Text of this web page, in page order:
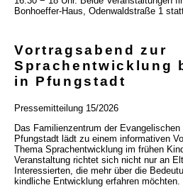
Bonhoeffer-Haus, Odenwaldstraße 1
Vortragsabend zur
Sprachentwicklung
in Pfungstadt
Pressemitteilung 15/2026
Das Familienzentrum der
Pfungstadt lädt zu einem informativen
Thema Sprachentwicklung im frühen
Veranstaltung richtet sich nicht nur an
Interessierten, die mehr über die
kindliche Entwicklung erfahren möchten.